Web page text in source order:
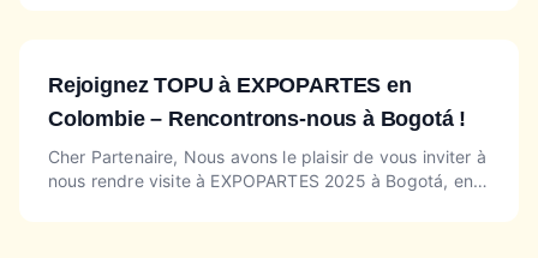
Rejoignez TOPU à EXPOPARTES en
Colombie – Rencontrons-nous à Bogotá !
Cher Partenaire, Nous avons le plaisir de vous inviter à
nous rendre visite à EXPOPARTES 2025 à Bogotá, en